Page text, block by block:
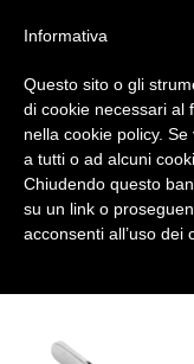
Tutte le categorie
Informativa
Questo sito o gli
di cookie necessari al
nella cookie policy.
a tutti o ad alcuni
Chiudendo questo
su un link o
acconsenti all’uso dei